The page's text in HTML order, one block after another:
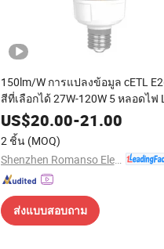
150lm/W การแปลงข้อมูล cETL
สีที่เลือกได้ 27W-120W 5 หลอดไฟ
Corn รับประกันปี
US$20.00-21.00
2 ชิ้น (MOQ)
Shenzhen Romanso Electronic Co., Ltd.
ส่งแบบสอบถาม